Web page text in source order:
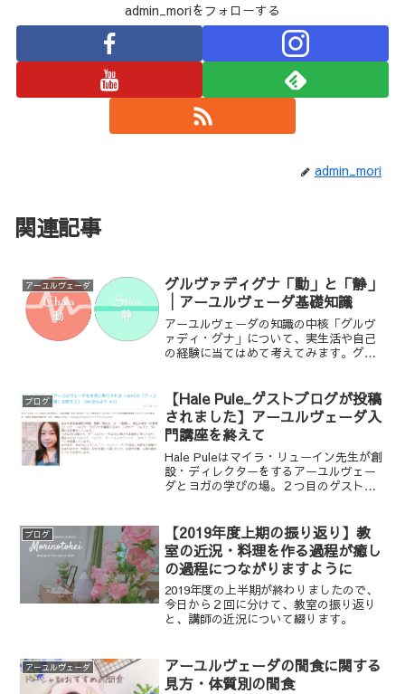
admin_moriをフォローする
admin_mori
関連記事
アーユルヴェーダ
グルヴァディグナ「動」と「静」
│アーユルヴェーダ基礎知識
アーユルヴェーダの知識の中核「グルヴ
ァディ・グナ」について、実生活や自己
の経験に当てはめて考えてみます。グル
ブログ
【Hale Pule_ゲストブログが投稿
されました】アーユルヴェーダ入
門講座を終えて
Hale Puleはマイラ・リューイン先生が創
設・ディレクターをするアーユルヴェー
ダとヨガの学びの場。２つ目のゲストブ
ブログ
【2019年度上期の振り返り】教
室の近況・料理を作る過程が癒し
の過程につながりますように
2019年度の上半期が終わりましたので、
今日から２回に分けて、教室の振り返り
と、講師の近況について綴ります。
アーユルヴェーダ
アーユルヴェーダの間食に関する
見方・体質別の間食